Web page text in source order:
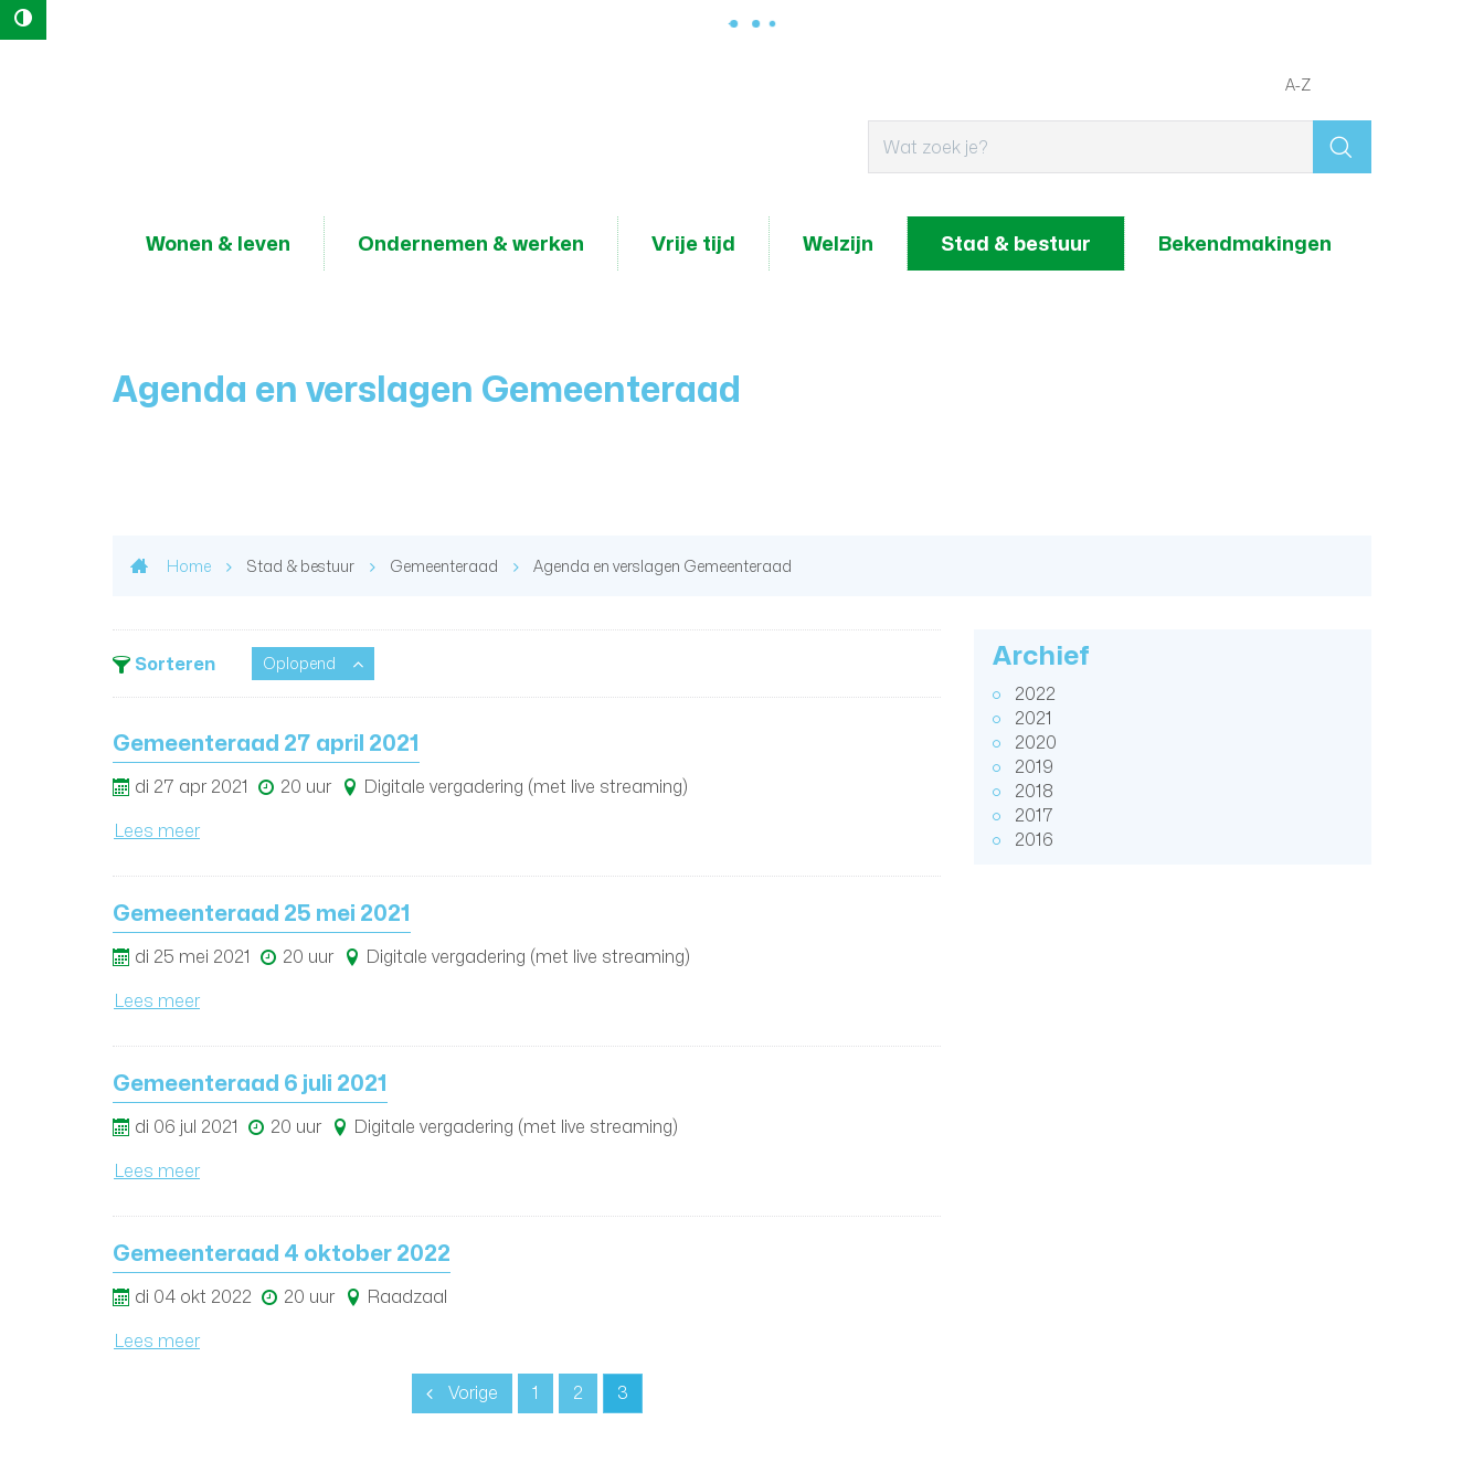
Hoog contrast
Wat
A-Z
Wonen & leven Ondernemen & werken Vrije tijd Welzijn Stad & bestuur Bekendmakingen
Agenda en verslagen Gemeenteraad
Home Stad & bestuur Gemeenteraad Agenda en verslagen Gemeenteraad
Sorteren Oplopend
Gemeenteraad 27 april 2021
di 27 apr 2021 20 uur Digitale vergadering (met live streaming)
Lees meer
Gemeenteraad 25 mei 2021
di 25 mei 2021 20 uur Digitale vergadering (met live streaming)
Lees meer
Gemeenteraad 6 juli 2021
di 06 jul 2021 20 uur Digitale vergadering (met live streaming)
Lees meer
Gemeenteraad 4 oktober 2022
di 04 okt 2022 20 uur Raadzaal
Lees meer
Vorige 1 2 3
Archief
2022
2021
2020
2019
2018
2017
2016